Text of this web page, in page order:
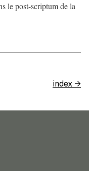
le post-scriptum de la
index →